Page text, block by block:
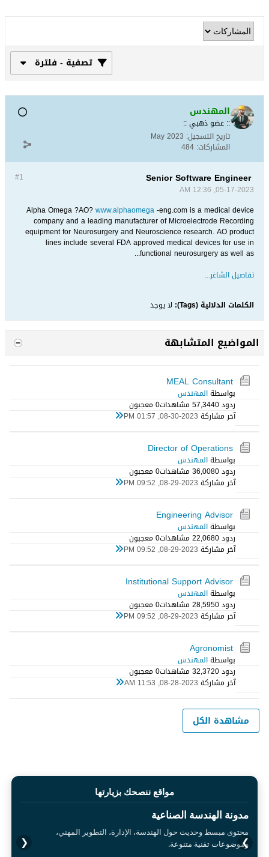
تصفية - فلترة
المهندس
:: عضو ذهبي ::
تاريخ التسجيل: May 2023
المشاركات: 484
#1 Senior Software Engineer
05-17-2023, 12:36 AM
Alpha Omega ?AO?www.alphaomega-eng.com is a medical device
company and a leading manufacturer of Microelectrode Recording
equipment for Neurosurgery and Neuroscience research. AO product
lines include several FDA approved medical devices for use in
functional neurosurgery as well as...
تفاصيل الشاغر...
الكلمات الدلالية (Tags): لا يوجد
المواضيع المتشابهة
MEAL Consultant
بواسطةالمهندس
ردود 0 57,344 مشاهدات
0 معجبون
آخر مشاركة 08-30-2023, 01:57 PM
Director of Operations
بواسطةالمهندس
ردود 0 36,008 مشاهدات
0 معجبون
آخر مشاركة 08-29-2023, 09:52 PM
Engineering Advisor
بواسطةالمهندس
ردود 0 22,068 مشاهدات
0 معجبون
آخر مشاركة 08-29-2023, 09:52 PM
Institutional Support Advisor
بواسطةالمهندس
ردود 0 28,595 مشاهدات
0 معجبون
آخر مشاركة 08-29-2023, 09:52 PM
Agronomist
بواسطةالمهندس
ردود 0 32,372 مشاهدات
0 معجبون
آخر مشاركة 08-28-2023, 11:53 AM
مشاهدة الكل
مواقع ننصحك بزيارتها
مدونة الهندسة الصناعية
محتوى مبسط وحديث حول الهندسة، الإدارة، التطوير المهني،
وموضوعات تقنية متنوعة.
❮ ❯